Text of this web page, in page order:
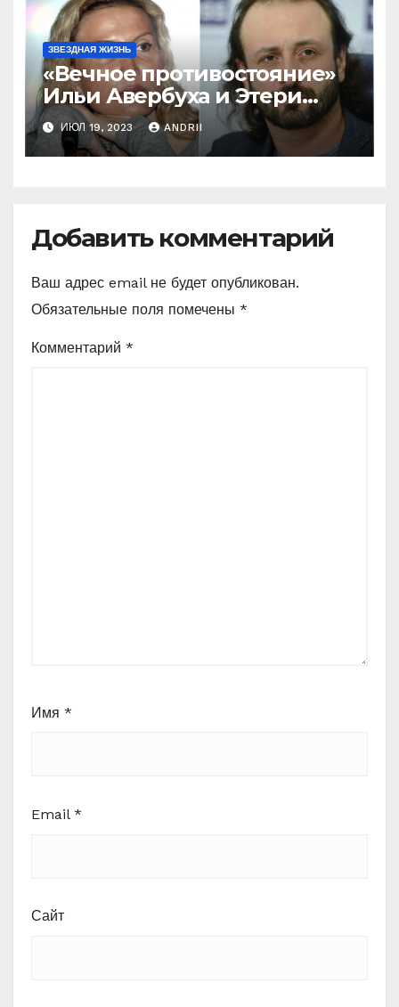
ЗВЕЗДНАЯ ЖИЗНЬ
«Вечное противостояние»
Ильи Авербуха и Этери
Тутберидзе. Кто же
«перетянет одеяло» на
себя
ИЮЛ 19, 2023 ANDRII
Добавить комментарий
Ваш адрес email не будет опубликован.
Обязательные поля помечены *
Комментарий *
Имя *
Email *
Сайт